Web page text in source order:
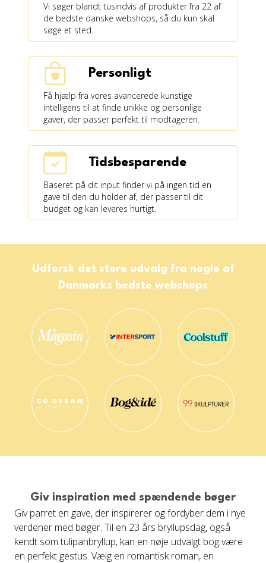
Vi søger blandt tusindvis af produkter fra 22 af
de bedste danske webshops, så du kun skal
søge et sted.
Personligt
Få hjælp fra vores avancerede kunstige
intelligens til at finde unikke og personlige
gaver, der passer perfekt til modtageren.
Tidsbesparende
Baseret på dit input finder vi på ingen tid en
gave til den du holder af, der passer til dit
budget og kan leveres hurtigt.
Udforsk det store udvalg fra nogle af
Danmarks bedste webshops
Giv inspiration med spændende bøger
Giv parret en gave, der inspirerer og fordyber dem i nye
verdener med bøger. Til en 23 års bryllupsdag, også
kendt som tulipanbryllup, kan en nøje udvalgt bog være
en perfekt gestus. Vælg en romantisk roman, en